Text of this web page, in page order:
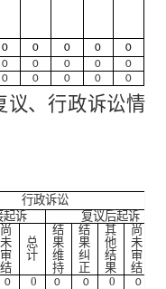
0 0 0 0 0
0 0 0 0 0
0 0 0 0 0
议、行政诉讼情
行政诉讼
起诉
复议后起诉
尚
未
审
结
总
计
结
果
维
持
结
果
纠
正
其
他
结
果
尚
未
审
结
0 0 0 0 0 0